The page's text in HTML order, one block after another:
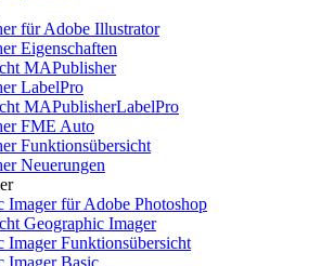
für Adobe Illustrator
Eigenschaften
MAPublisher
LabelPro
MAPublisherLabelPro
FME Auto
Funktionsübersicht
Neuerungen
Imager für Adobe Photoshop
Geographic Imager
Imager Funktionsübersicht
Imager Basic